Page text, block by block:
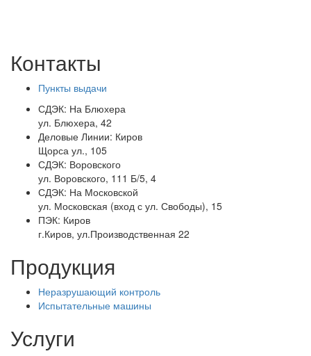
Контакты
Пункты выдачи
СДЭК: На Блюхера
ул. Блюхера, 42
Деловые Линии: Киров
Щорса ул., 105
СДЭК: Воровского
ул. Воровского, 111 Б/5, 4
СДЭК: На Московской
ул. Московская (вход с ул. Свободы), 15
ПЭК: Киров
г.Киров, ул.Производственная 22
Продукция
Неразрушающий контроль
Испытательные машины
Услуги